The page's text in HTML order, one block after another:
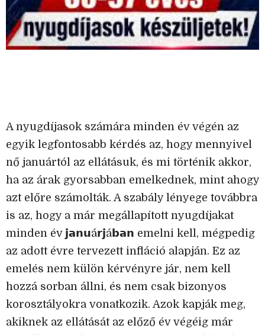
A nyugdíjasok számára minden év végén az
egyik legfontosabb kérdés az, hogy mennyivel
nő januártól az ellátásuk, és mi történik akkor,
ha az árak gyorsabban emelkednek, mint ahogy
azt előre számolták. A szabály lényege továbbra
is az, hogy a már megállapított nyugdíjakat
minden év 𝗷𝗮𝗻𝘂á𝗿𝗷á𝗯𝗮𝗻 emelni kell, mégpedig
az adott évre tervezett infláció alapján. Ez az
emelés nem külön kérvényre jár, nem kell
hozzá sorban állni, és nem csak bizonyos
korosztályokra vonatkozik. Azok kapják meg,
akiknek az ellátását az előző év végéig már